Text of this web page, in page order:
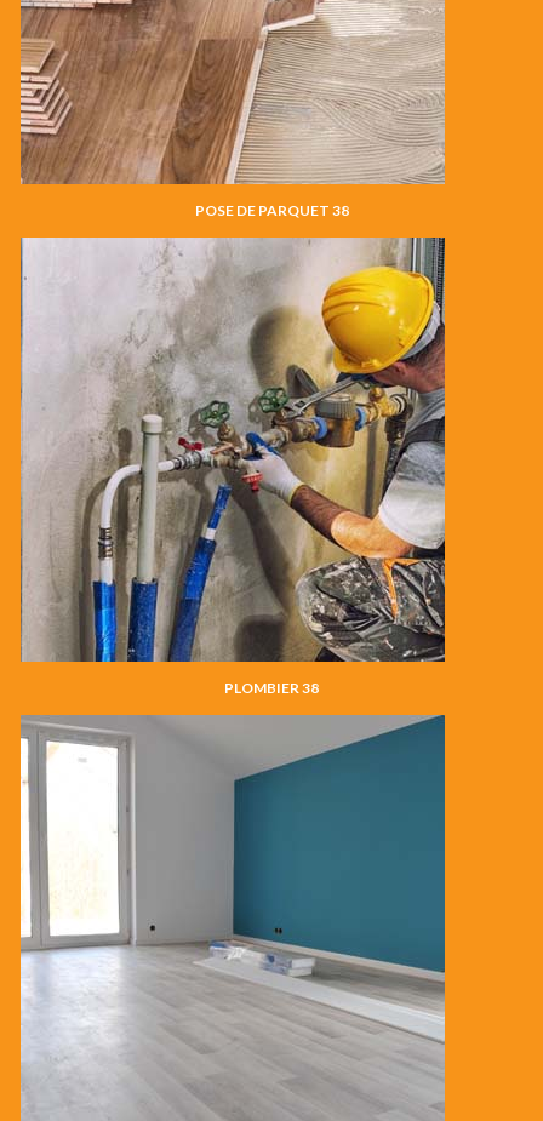
POSE DE PARQUET 38
PLOMBIER 38